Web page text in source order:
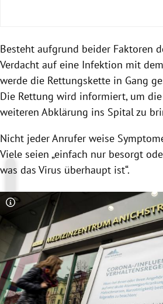
Besteht aufgrund beider Faktoren
Verdacht auf eine Infektion mit
werde die Rettungskette in Gang
Die Rettung wird informiert, um
weiteren Abklärung ins Spitalzu
Nicht jeder Anrufer weise
Viele seien „einfach nur besorgt
was das Virus überhaupt ist“.
Copyright-Hinweis öffnen/